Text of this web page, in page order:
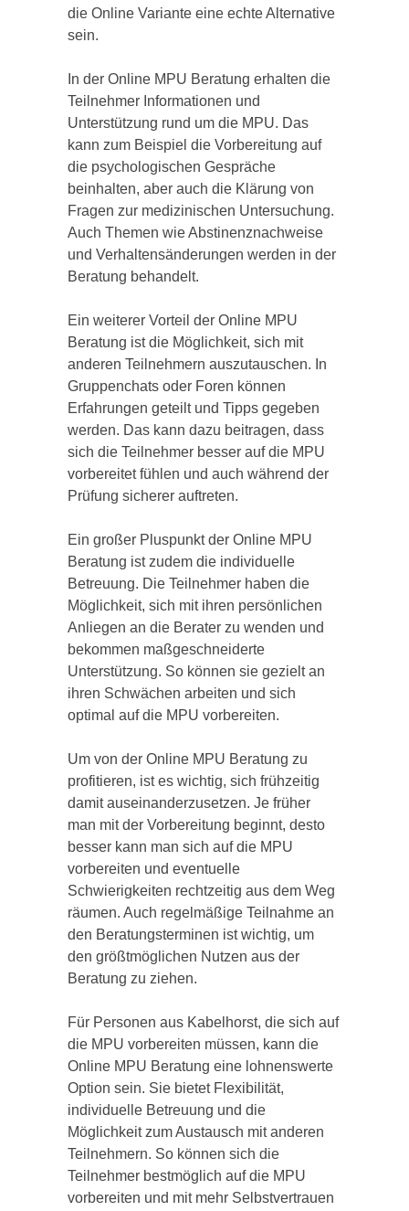
die Online Variante eine echte Alternative
sein.
In der Online MPU Beratung erhalten die
Teilnehmer Informationen und
Unterstützung rund um die MPU. Das
kann zum Beispiel die Vorbereitung auf
die psychologischen Gespräche
beinhalten, aber auch die Klärung von
Fragen zur medizinischen Untersuchung.
Auch Themen wie Abstinenznachweise
und Verhaltensänderungen werden in der
Beratung behandelt.
Ein weiterer Vorteil der Online MPU
Beratung ist die Möglichkeit, sich mit
anderen Teilnehmern auszutauschen. In
Gruppenchats oder Foren können
Erfahrungen geteilt und Tipps gegeben
werden. Das kann dazu beitragen, dass
sich die Teilnehmer besser auf die MPU
vorbereitet fühlen und auch während der
Prüfung sicherer auftreten.
Ein großer Pluspunkt der Online MPU
Beratung ist zudem die individuelle
Betreuung. Die Teilnehmer haben die
Möglichkeit, sich mit ihren persönlichen
Anliegen an die Berater zu wenden und
bekommen maßgeschneiderte
Unterstützung. So können sie gezielt an
ihren Schwächen arbeiten und sich
optimal auf die MPU vorbereiten.
Um von der Online MPU Beratung zu
profitieren, ist es wichtig, sich frühzeitig
damit auseinanderzusetzen. Je früher
man mit der Vorbereitung beginnt, desto
besser kann man sich auf die MPU
vorbereiten und eventuelle
Schwierigkeiten rechtzeitig aus dem Weg
räumen. Auch regelmäßige Teilnahme an
den Beratungsterminen ist wichtig, um
den größtmöglichen Nutzen aus der
Beratung zu ziehen.
Für Personen aus Kabelhorst, die sich auf
die MPU vorbereiten müssen, kann die
Online MPU Beratung eine lohnenswerte
Option sein. Sie bietet Flexibilität,
individuelle Betreuung und die
Möglichkeit zum Austausch mit anderen
Teilnehmern. So können sich die
Teilnehmer bestmöglich auf die MPU
vorbereiten und mit mehr Selbstvertrauen